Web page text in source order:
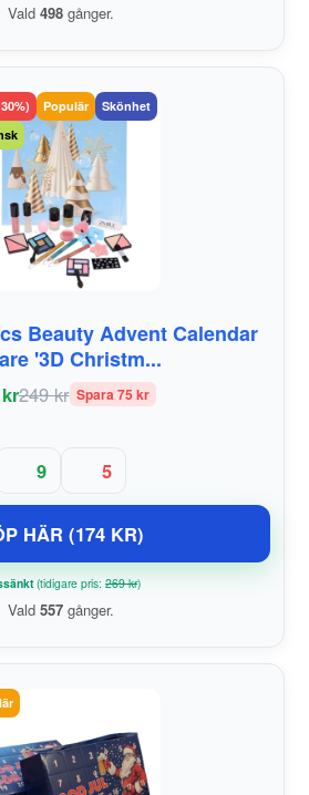
Vald 498 gånger.
Populär
Skönhet
Beauty Advent Calendar
'3D Christm...
249 kr Spara 75 kr
9 5
HÄR (174 KR)
(tidigare pris: 269 kr)
Vald 557 gånger.